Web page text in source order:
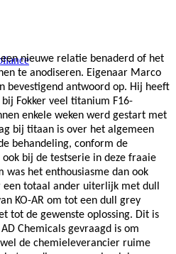
nieuwe relatie benaderd of het
te anodiseren. Eigenaar Marco
bevestigend antwoord op. Hij heeft
Fokker veel titanium F16-
enkele weken werd gestart met
bij titaan is over het algemeen
behandeling, conform de
bij de testserie in deze fraaie
was het enthousiasme dan ook
totaal ander uiterlijk met dull
KO-AR om tot een dull grey
tot de gewenste oplossing. Dit is
Chemicals gevraagd is om
de chemieleverancier ruime